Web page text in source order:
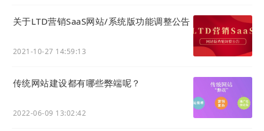
关于LTD营销SaaS网站/系统版功能调整公告
2021-10-27 14:59:13
传统网站建设都有哪些弊端呢？
2022-06-09 13:02:42